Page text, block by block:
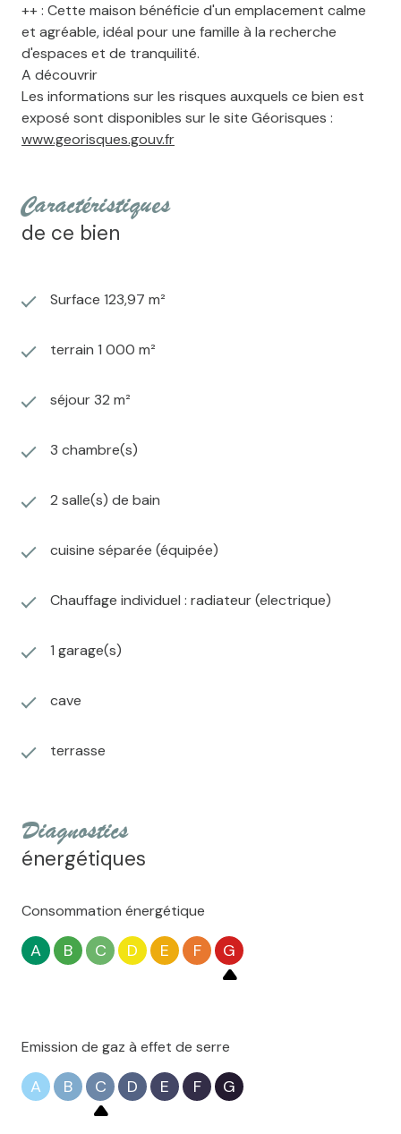
++ : Cette maison bénéficie d'un emplacement calme
et agréable, idéal pour une famille à la recherche
d'espaces et de tranquilité.
A découvrir
Les informations sur les risques auxquels ce bien est
exposé sont disponibles sur le site Géorisques :
www.georisques.gouv.fr
caractéristiques
de ce bien
Surface 123,97 m²
terrain 1 000 m²
séjour 32 m²
3 chambre(s)
2 salle(s) de bain
cuisine séparée (équipée)
Chauffage individuel : radiateur (electrique)
1 garage(s)
cave
terrasse
diagnostics
énergétiques
Consommation énergétique
A B C D E F G
Emission de gaz à effet de serre
A B C D E F G